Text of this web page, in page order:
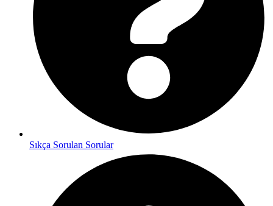
Sıkça Sorulan Sorular